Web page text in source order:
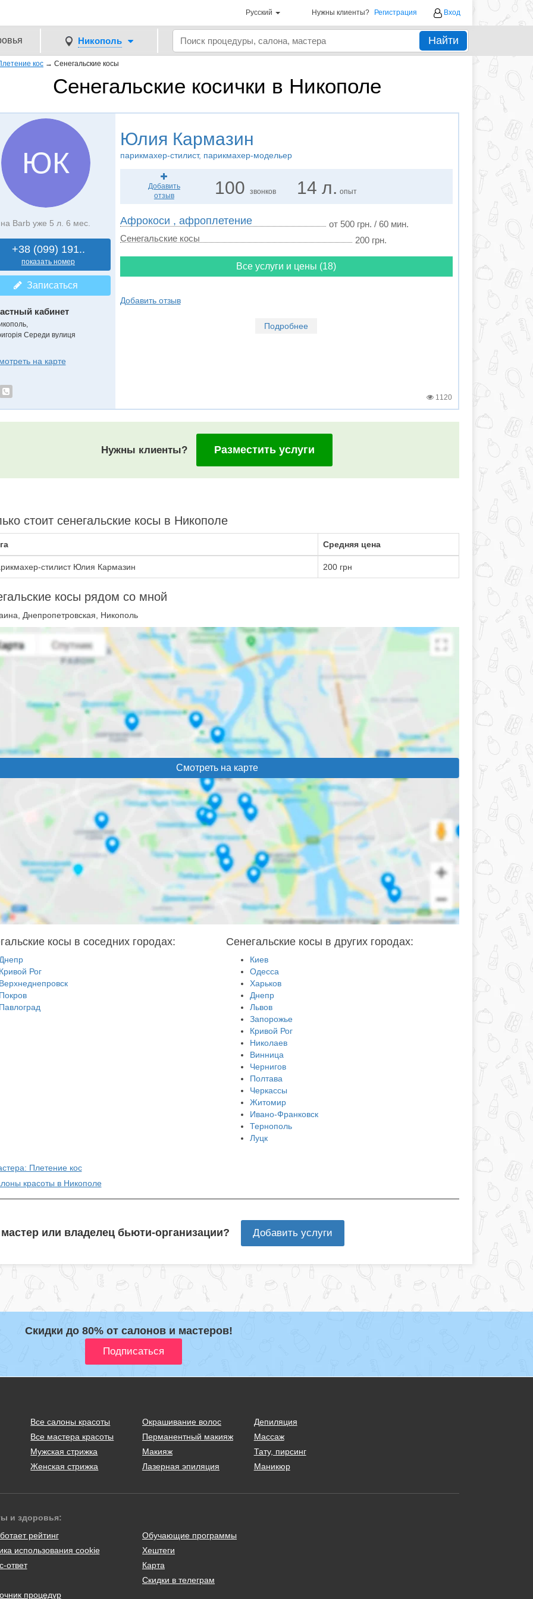
Русский Нужны клиенты? Регистрация Вход
Никополь Найти
кос → Сенегальские косы
Сенегальские косички в Никополе
ЮК
на Barb уже 5 л. 6 мес.
+38 (099) 191..
показать номер
Записаться
кабинет
Середи вулиця
на карте
Юлия Кармазин
парикмахер-стилист, парикмахер-модельер
Добавить
отзыв
100звонков 14 л. опыт
Афрокоси , афроплетение
от 500 грн. / 60 мин.
Сенегальские косы
200 грн.
Все услуги и цены (18)
Добавить отзыв
Подробнее
1120
Нужны клиенты? Разместить услуги
стоит сенегальские косы в Никополе
Средняя цена
стилист Юлия Кармазин 200 грн
косы рядом со мной
Днепропетровская, Никополь
Смотреть на карте
косы в соседних городах:
Рог
Сенегальские косы в других городах:
Киев
Одесса
Харьков
Днепр
Львов
Запорожье
Кривой Рог
Николаев
Винница
Чернигов
Полтава
Черкассы
Житомир
Ивано-Франковск
Тернополь
Луцк
Плетение кос
красоты в Никополе
или владелец бьюти-организации? Добавить услуги
Скидки до 80% от салонов и мастеров!
Все салоны красоты
Все мастера красоты
Мужская стрижка
Женская стрижка
Окрашивание волос
Перманентный макияж
Макияж
Лазерная эпиляция
Депиляция
Массаж
Тату, пирсинг
Маникюр
и здоровья:
рейтинг
использования cookie
ответ
процедур
Обучающие программы
Хештеги
Карта
Скидки в телеграм